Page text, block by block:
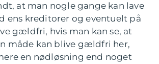
at man nogle gange kan lave
ens kreditorer og eventuelt på
gældfri, hvis man kan se, at
måde kan blive gældfri her,
en nødløsning end noget